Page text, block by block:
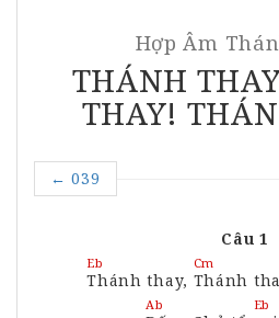
Hợp Âm
THÁNH
THAY!
← 039
Câu 1
Eb
Thánh thay,
Cm
Thánh
Ab Eb